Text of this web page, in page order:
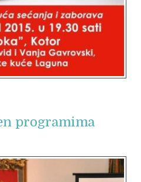
programima